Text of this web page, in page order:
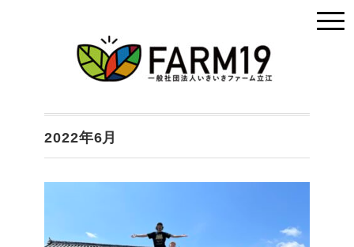
2022年6月